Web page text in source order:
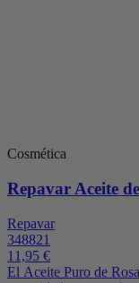
Cosmética
Repavar Aceite
Repavar
348821
11,95 €
El Aceite Puro de